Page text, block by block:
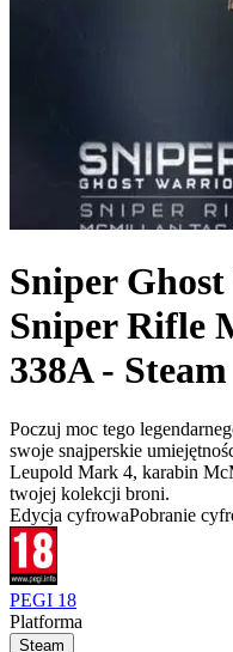
Sniper
Sniper Rifle
338A - Steam
Poczuj moc tego
swoje snajperskie
Leupold Mark 4, karabin
twojej kolekcji broni.
Edycja cyfrowaPobranie
PEGI 18
Platforma
Steam